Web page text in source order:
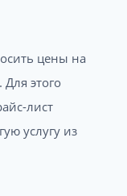
цены на
этого
лист
услугу из